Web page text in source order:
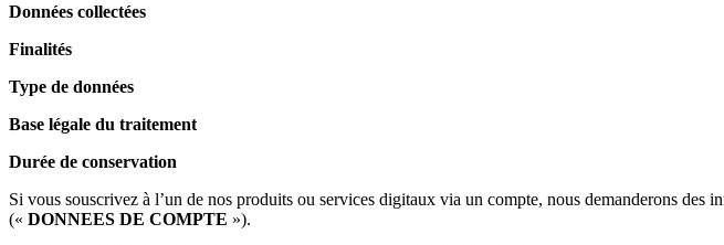
Données collectées
Finalités
Type de données
Base légale du traitement
Durée de conservation
Si vous souscrivez à l’un de nos produits ou services digitaux via un compte, nous demanderons
(« DONNEES DE COMPTE »).